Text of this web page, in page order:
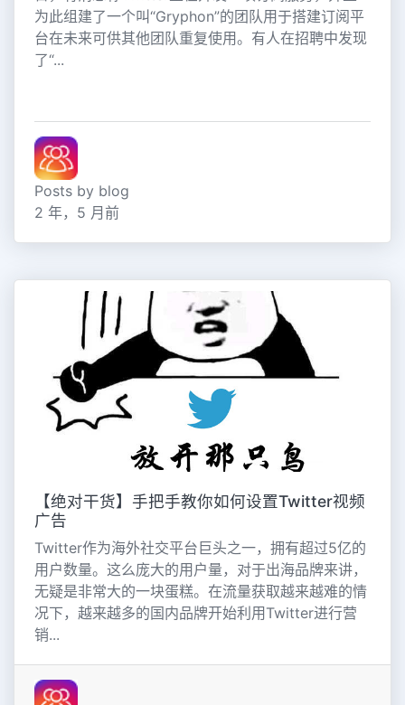
为此组建了一个叫“Gryphon”的团队用于搭建订阅平
台在未来可供其他团队重复使用。有人在招聘中发现
了“...
Posts by blog
2 年，5 月前
【绝对干货】手把手教你如何设置Twitter视频
广告
Twitter作为海外社交平台巨头之一，拥有超过5亿的
用户数量。这么庞大的用户量，对于出海品牌来讲，
无疑是非常大的一块蛋糕。在流量获取越来越难的情
况下，越来越多的国内品牌开始利用Twitter进行营
销...